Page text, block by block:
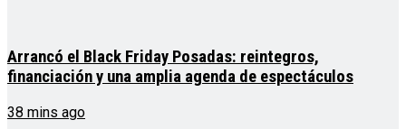
Arrancó el Black Friday Posadas: reintegros,
financiación y una amplia agenda de espectáculos
38 mins ago